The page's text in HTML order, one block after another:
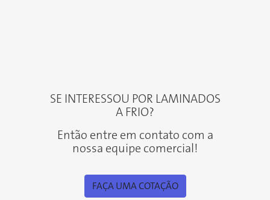
SE INTERESSOU POR LAMINADOS
A FRIO?
Então entre em contato com a
nossa equipe comercial!
FAÇA UMA COTAÇÃO